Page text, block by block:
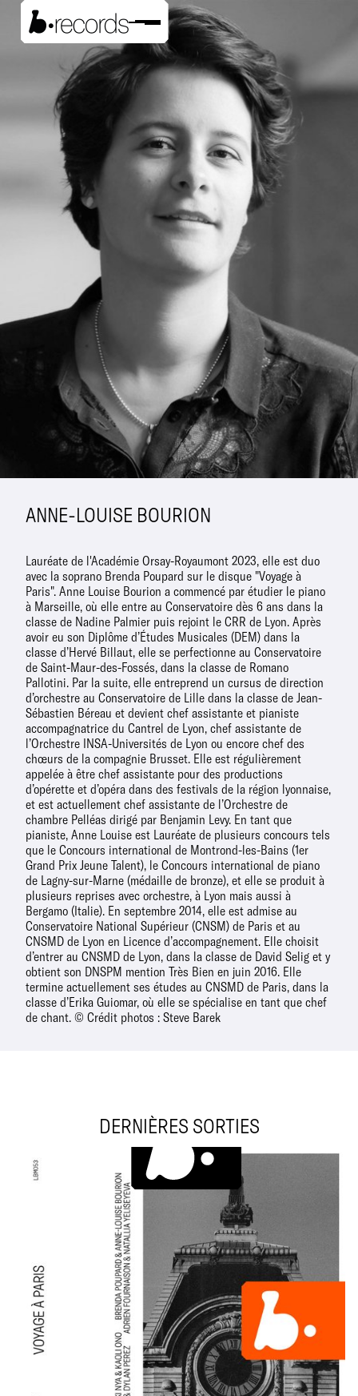
ANNE-LOUISE BOURION
Lauréate de l'Académie Orsay-Royaumont 2023, elle est duo
avec la soprano Brenda Poupard sur le disque "Voyage à
Paris". Anne Louise Bourion a commencé par étudier le piano
à Marseille, où elle entre au Conservatoire dès 6 ans dans la
classe de Nadine Palmier puis rejoint le CRR de Lyon. Après
avoir eu son Diplôme d’Études Musicales (DEM) dans la
classe d’Hervé Billaut, elle se perfectionne au Conservatoire
de Saint-Maur-des-Fossés, dans la classe de Romano
Pallotini. Par la suite, elle entreprend un cursus de direction
d’orchestre au Conservatoire de Lille dans la classe de Jean-
Sébastien Béreau et devient chef assistante et pianiste
accompagnatrice du Cantrel de Lyon, chef assistante de
l’Orchestre INSA-Universités de Lyon ou encore chef des
chœurs de la compagnie Brusset. Elle est régulièrement
appelée à être chef assistante pour des productions
d’opérette et d’opéra dans des festivals de la région lyonnaise,
et est actuellement chef assistante de l’Orchestre de
chambre Pelléas dirigé par Benjamin Levy. En tant que
pianiste, Anne Louise est Lauréate de plusieurs concours tels
que le Concours international de Montrond-les-Bains (1er
Grand Prix Jeune Talent), le Concours international de piano
de Lagny-sur-Marne (médaille de bronze), et elle se produit à
plusieurs reprises avec orchestre, à Lyon mais aussi à
Bergamo (Italie). En septembre 2014, elle est admise au
Conservatoire National Supérieur (CNSM) de Paris et au
CNSMD de Lyon en Licence d’accompagnement. Elle choisit
d’entrer au CNSMD de Lyon, dans la classe de David Selig et y
obtient son DNSPM mention Très Bien en juin 2016. Elle
termine actuellement ses études au CNSMD de Paris, dans la
classe d’Erika Guiomar, où elle se spécialise en tant que chef
de chant. © Crédit photos : Steve Barek
DERNIÈRES SORTIES